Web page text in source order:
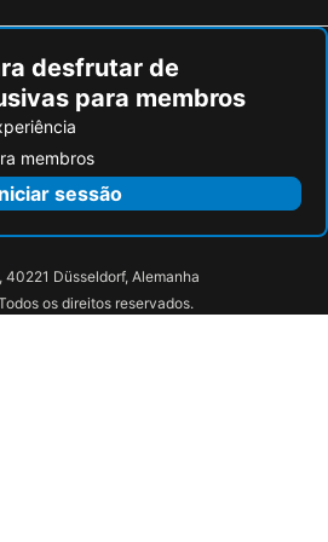
desfrutar de
para membros
membros
sessão
40221 Düsseldorf, Alemanha
os direitos reservados.